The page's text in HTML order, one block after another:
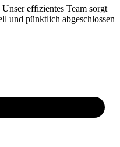
effizientes Team sorgt
und pünktlich abgeschlossen